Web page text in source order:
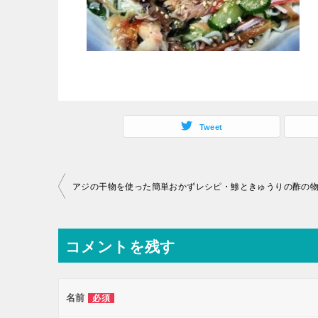
Tweet
投
ナ
ビ
ー
アジの干物を使った簡単おかずレシピ・鯵ときゅうりの酢の物
コメントを残す
名前 必須